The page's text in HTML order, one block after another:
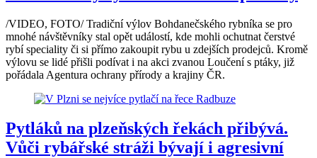
/VIDEO, FOTO/ Tradiční výlov Bohdanečského rybníka se pro
mnohé návštěvníky stal opět událostí, kde mohli ochutnat čerstvé
rybí speciality či si přímo zakoupit rybu u zdejších prodejců. Kromě
výlovu se lidé přišli podívat i na akci zvanou Loučení s ptáky, již
pořádala Agentura ochrany přírody a krajiny ČR.
Pytláků na plzeňských řekách přibývá.
Vůči rybářské stráži bývají i agresivní